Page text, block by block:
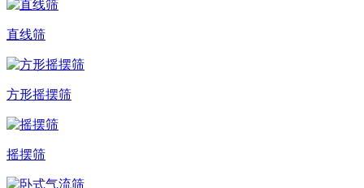
直线筛
方形摇摆筛
摇摆筛